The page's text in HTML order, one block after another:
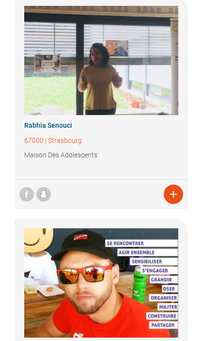
Rabhia Senouci
67000 | Strasbourg
Maison Des Adolescents
